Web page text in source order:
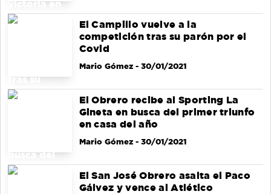
El Campillo vuelve a la
competición tras su parón por el
Covid
Mario Gómez- 30/01/2021
El Obrero recibe al Sporting La
Gineta en busca del primer triunfo
en casa del año
Mario Gómez- 30/01/2021
El San José Obrero asalta el Paco
Gálvez y vence al Atlético